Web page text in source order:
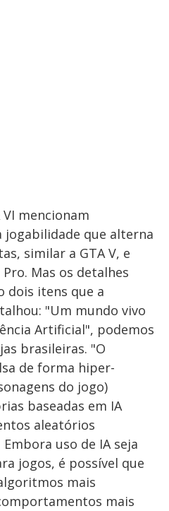
VI mencionam
jogabilidade que alterna
similar a GTA V, e
Mas os detalhes
dois itens que a
"Um mundo vivo
Artificial", podemos
brasileiras. "O
de forma hiper-
do jogo)
baseadas em IA
aleatórios
uso de IA seja
jogos, é possível que
mais
mais